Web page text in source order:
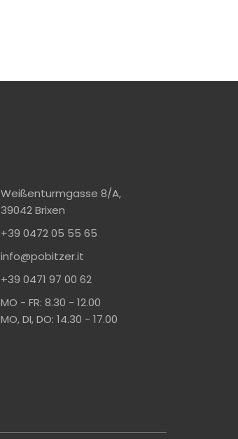
Weißenturmgasse 8/A,
39042 Brixen
+39 0472 05 55 65
info@pobitzer.it
+39 0471 97 00 62
MO - FR: 8.30 - 12.00
MO, DI, DO: 14.30 - 17.00